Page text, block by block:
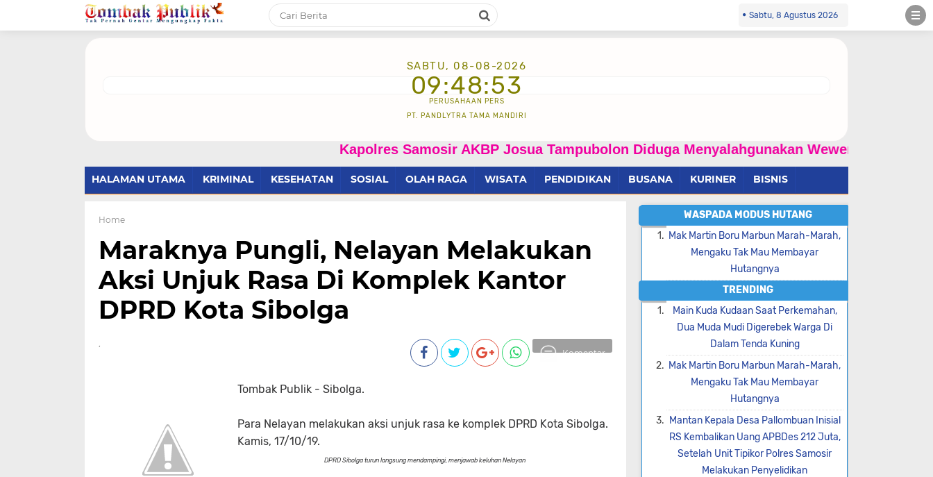
Sabtu, 8 Agustus 2026
SABTU, 08-08-2026
09:48:54
PERUSAHAAN PERS
PT. PANDLYTRA TAMA MANDIRI
Kapolres Samosir AKBP Josua Tampubolon Diduga Menyalahgunakan Wewenang Dan
HALAMAN UTAMA KRIMINAL KESEHATAN SOSIAL OLAH RAGA WISATA PENDIDIKAN BUSANA KURINER BISNIS
Home
Maraknya Pungli, Nelayan Melakukan
Aksi Unjuk Rasa Di Komplek Kantor
DPRD Kota Sibolga
Komentar
Tombak Publik - Sibolga.
Para Nelayan melakukan aksi unjuk rasa ke komplek DPRD Kota Sibolga.
Kamis, 17/10/19.
DPRD Sibolga turun langsung mendampingi, menjawab keluhan Nelayan
WASPADA MODUS HUTANG
Mak Martin Boru Marbun Marah-Marah,
Mengaku Tak Mau Membayar
Hutangnya
TRENDING
Main Kuda Kudaan Saat Perkemahan,
Dua Muda Mudi Digerebek Warga Di
Dalam Tenda Kuning
Mak Martin Boru Marbun Marah-Marah,
Mengaku Tak Mau Membayar
Hutangnya
Mantan Kepala Desa Pallombuan Inisial
RS Kembalikan Uang APBDes 212 Juta,
Setelah Unit Tipikor Polres Samosir
Melakukan Penyelidikan